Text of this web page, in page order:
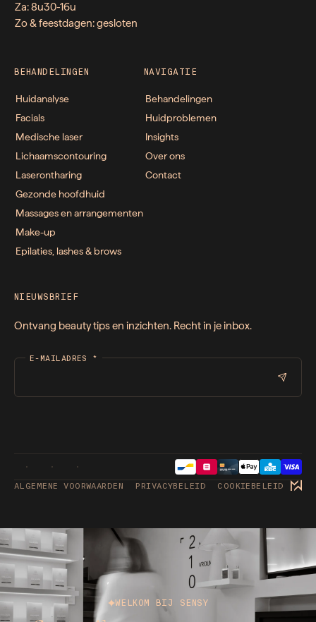
Za: 8u30-16u
Zo & feestdagen: gesloten
BEHANDELINGEN
Huidanalyse
Facials
Medische laser
Lichaamscontouring
Laserontharing
Gezonde hoofdhuid
Massages en arrangementen
Make-up
Epilaties, lashes & brows
NAVIGATIE
Behandelingen
Huidproblemen
Insights
Over ons
Contact
NIEUWSBRIEF
Ontvang beauty tips en inzichten. Recht in je inbox.
E-MAILADRES *
ALGEMENE VOORWAARDEN PRIVACYBELEID COOKIEBELEID
WELKOM BIJ SENSY